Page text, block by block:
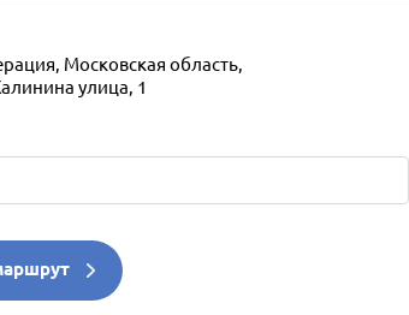
Московская область,
улица, 1